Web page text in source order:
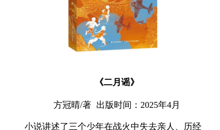
《二月谣》
方冠晴/著 出版时间：2025年4月
小说讲述了三个少年在战火中失去亲人、历经